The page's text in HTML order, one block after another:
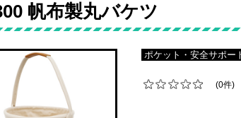
帆布製丸バケツ
ポケット・安全サポー
(0件)